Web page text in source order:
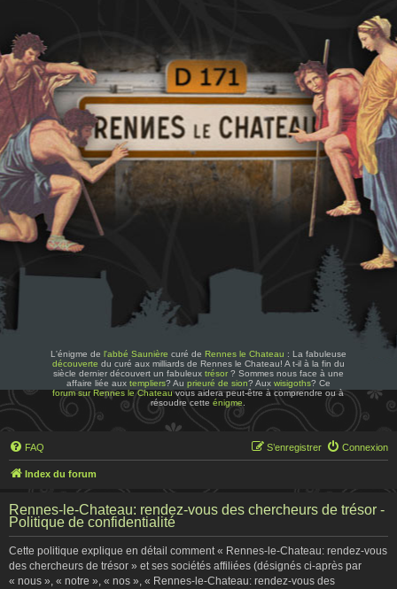
L'énigme de l'abbé Saunière curé de Rennes le Chateau : La fabuleuse
découverte du curé aux milliards de Rennes le Chateau! A t-il à la fin du
siècle dernier découvert un fabuleux trésor? Sommes nous face à une
affaire liée aux templiers? Au prieuré de sion? Aux wisigoths? Ce
forum sur Rennes le Chateauvous aidera peut-être à comprendre ou à
résoudre cetteénigme
FAQ Connexion
S’enregistrer
Index du forum
Rennes-le-Chateau: rendez-vous des chercheurs de trésor -
Politique de confidentialité
Cette politique explique en détail comment « Rennes-le-Chateau: rendez-vous
des chercheurs de trésor » et ses sociétés affiliées (désignés ci-après par
« nous », « notre », « nos », « Rennes-le-Chateau: rendez-vous des